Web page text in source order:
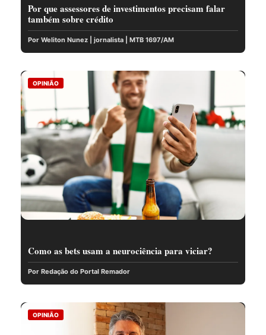
Por que assessores de investimentos precisam falar
também sobre crédito
Por Weliton Nunez | jornalista | MTB 1697/AM
OPINIÃO
Como as bets usam a neurociência para viciar?
Por Redação do Portal Remador
OPINIÃO